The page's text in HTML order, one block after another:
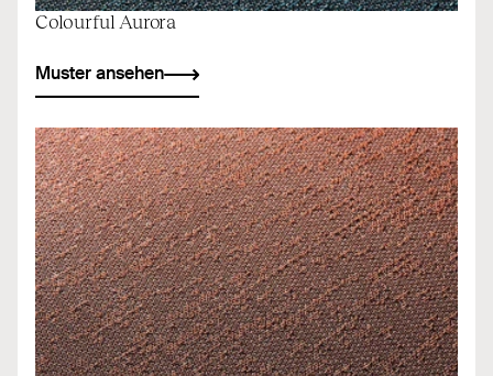
Colourful Aurora
Muster ansehen